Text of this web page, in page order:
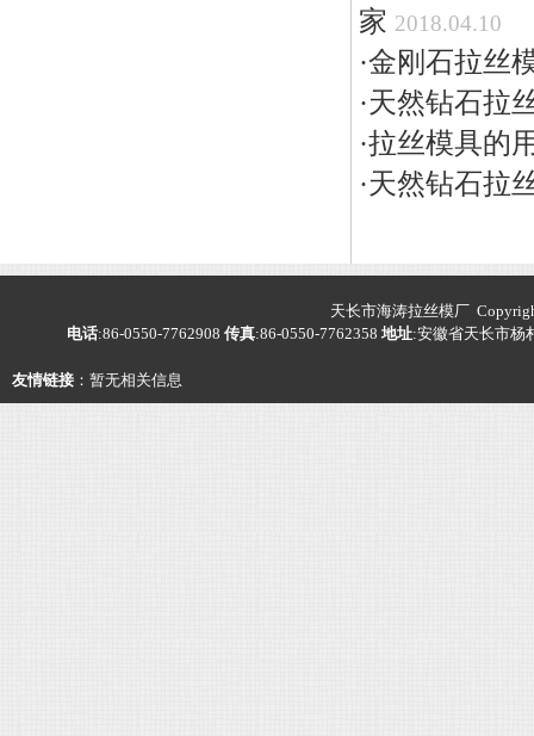
家 2018.04.10
·金刚石拉丝
·天然钻石拉
·拉丝模具的
·天然钻石拉
天长市海涛拉丝模厂
电话:86-0550-7762908 传真:86-0550-7762358 地址:安徽省天长市杨
友情链接 ：暂无相关信息